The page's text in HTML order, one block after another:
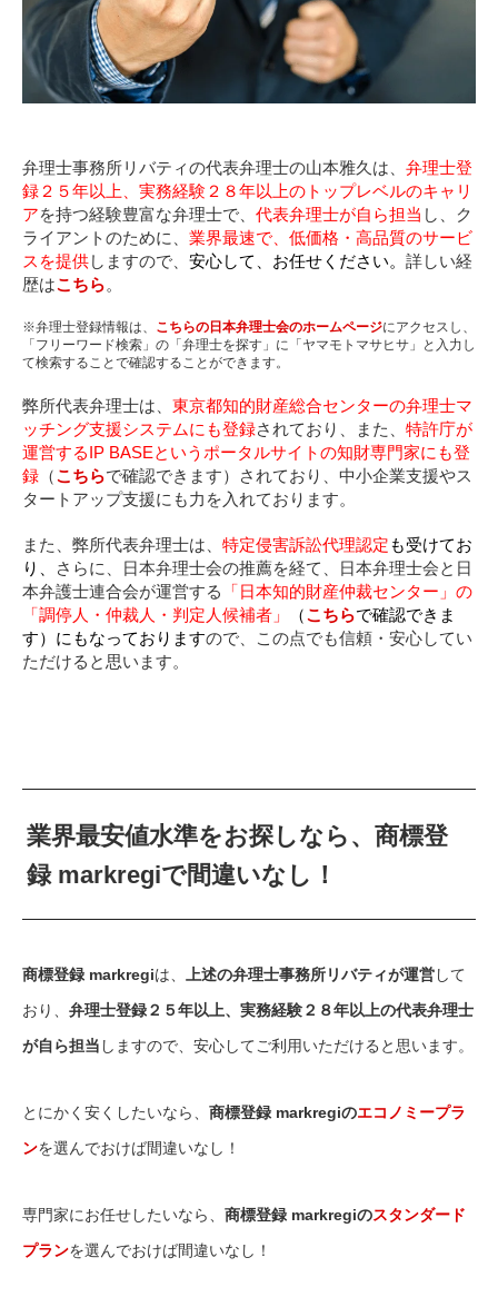
弁理士事務所リバティの代表弁理士の山本雅久は、 弁理士登
録２５年以上、実務経験２８年以上のトップレベルのキャリ
アを持つ経験豊富な弁理士で、 代表弁理士が自ら担当 し、ク
ライアントのために、 業界最速で、低価格・高品質のサービ
スを提供しますので、 安心して、お任せください。 詳しい経
歴はこちら。
※弁理士登録情報は、 こちらの日本弁理士会のホームページにアクセスし、
「フリーワード検索」の「弁理士を探す」に「ヤマモトマサヒサ」と入力し
て検索することで確認することができます。
弊所代表弁理士は、 東京都知的財産総合センターの弁理士マ
ッチング支援システムにも登録されており、また、 特許庁が
運営するIP BASEというポータルサイトの知財専門家にも登
録 （こちらで確認できます）されており、中小企業支援やス
タートアップ支援にも力を入れております。
また、弊所代表弁理士は、 特定侵害訴訟代理認定も受けてお
り、
さらに、日本弁理士会の推薦を経て、日本弁理士会と日
本弁護士連合会が運営する
「日本知的財産仲裁センター」の
「調停人・仲裁人・判定人候補者」
（こちらで確認できま
す）にもなっておりますので、この点でも信頼・安心してい
ただけると思います。
業界最安値水準をお探しなら、商標登
録 markregiで間違いなし！
商標登録 markregiは、 上述の弁理士事務所リバティが運営して
おり、 弁理士登録２５年以上、実務経験２８年以上の代表弁理士
が自ら担当 しますので、安心してご利用いただけると思います。
とにかく安くしたいなら、 商標登録 markregiのエコノミープラ
ンを選んでおけば間違いなし！
専門家にお任せしたいなら、 商標登録 markregiのスタンダード
プランを選んでおけば間違いなし！